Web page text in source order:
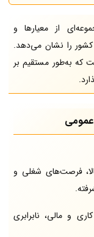
از معیارها و
را نشان می‌دهد.
که به‌طور مستقیم بر
فرصت‌های شغلی و
و مالی، نابرابری